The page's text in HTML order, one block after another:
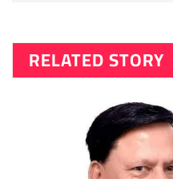
RELATED STORY